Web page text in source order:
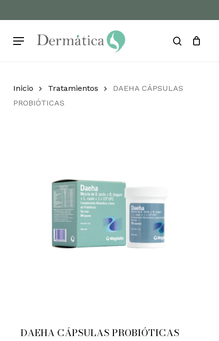
to
content
Menu search
Cart Close
Inicio Tratamientos
DAEHA CÁPSULAS
PROBIÓTICAS
DAEHA CÁPSULAS PROBIÓTICAS